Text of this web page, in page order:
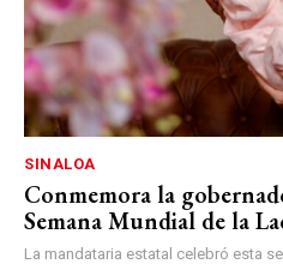
SINALOA
Conmemora la
Semana Mundial de la
La mandataria estatal celebró esta